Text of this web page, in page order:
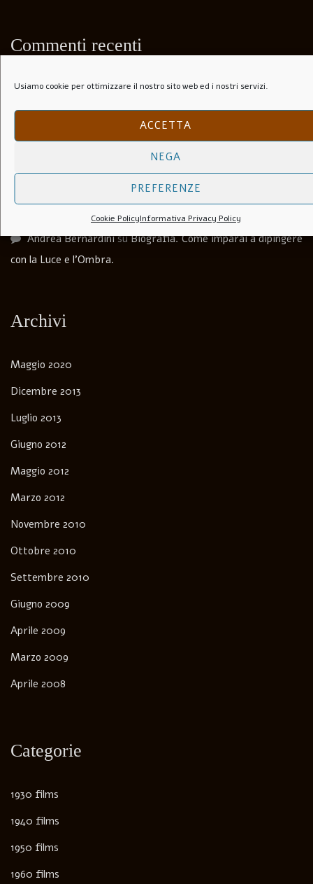
Usiamo cookie per ottimizzare il nostro sito web ed i nostri servizi.
ACCETTA
NEGA
PREFERENZE
Cookie PolicyInformativa Privacy Policy
Commenti recenti
Paolo SperanzasuIl Folle Di Marechiaro (1944)
Soli Per Le Strade (1953)
I Lupi Attaccano in Branco (Il Vespaio) –
The hornets’ nest – 1969
Luca MarterasuAnchise Brizzi
Andrea BernardinisuBiografia. Come imparai a dipingere
con la Luce e l’Ombra.
Archivi
Maggio 2020
Dicembre 2013
Luglio 2013
Giugno 2012
Maggio 2012
Marzo 2012
Novembre 2010
Ottobre 2010
Settembre 2010
Giugno 2009
Aprile 2009
Marzo 2009
Aprile 2008
Categorie
1930 films
1940 films
1950 films
1960 films